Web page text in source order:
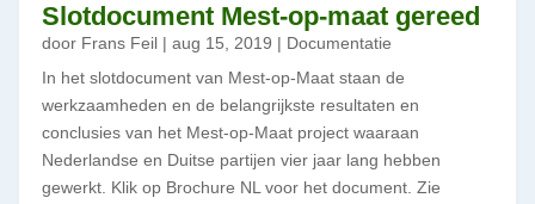
Slotdocument Mest-op-maat gereed
door Frans Feil | aug 15, 2019 | Documentatie
In het slotdocument van Mest-op-Maat staan de
werkzaamheden en de belangrijkste resultaten en
conclusies van het Mest-op-Maat project waaraan
Nederlandse en Duitse partijen vier jaar lang hebben
gewerkt. Klik op Brochure NL voor het document. Zie